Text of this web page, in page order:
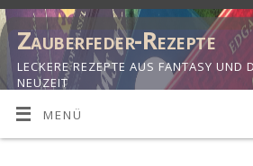
Zauberfeder-Rezepte
LECKERE REZEPTE AUS FANTASY UND
NEUZEIT
MENÜ